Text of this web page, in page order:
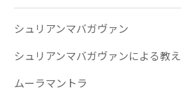
シュリアンマバガヴァン
シュリアンマバガヴァンによる教え
ムーラマントラ